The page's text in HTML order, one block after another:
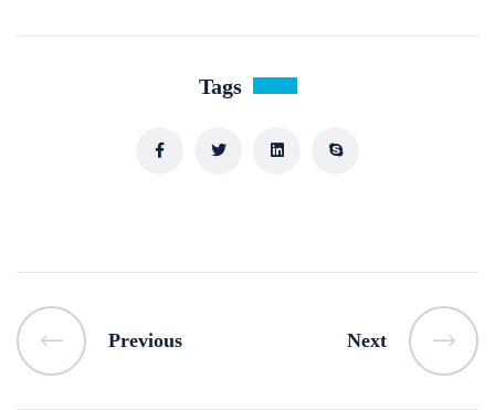
Tags
Previous Next